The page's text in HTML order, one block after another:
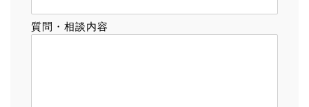
質問・相談内容